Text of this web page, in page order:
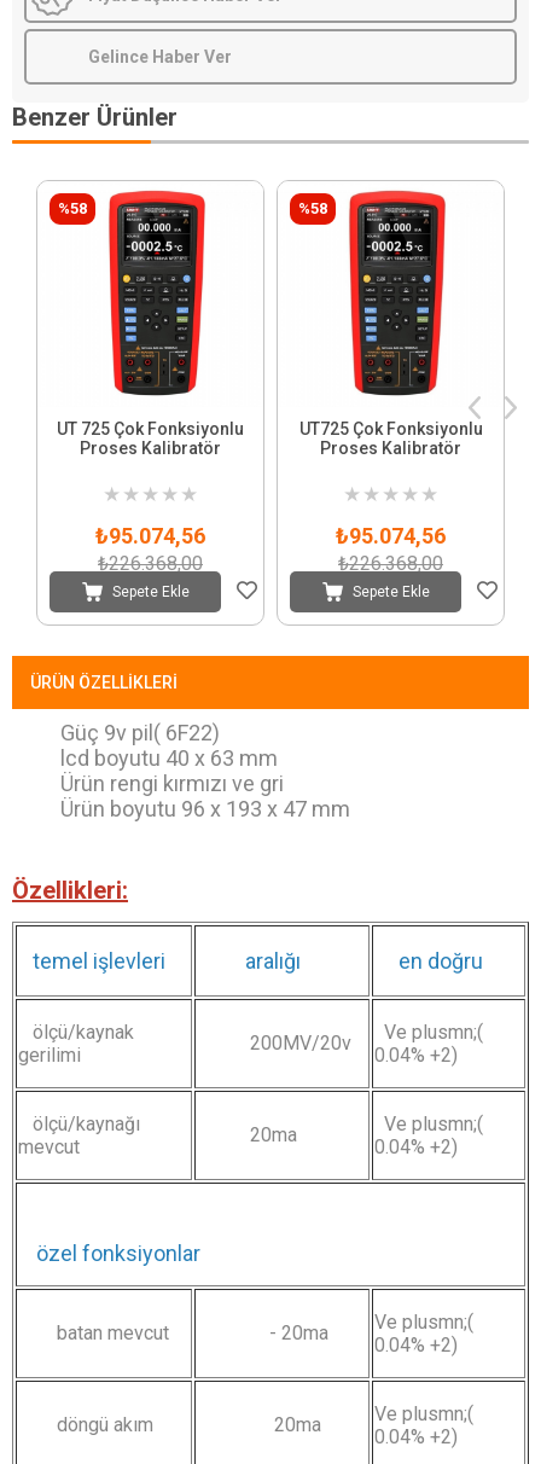
Gelince Haber Ver
Benzer Ürünler
UT 725 Çok Fonksiyonlu
Proses Kalibratör
★ ★ ★ ★ ★
₺95.074,56
₺226.368,00
Sepete Ekle
%58
UT725 Çok Fonksiyonlu
Proses Kalibratör
★ ★ ★ ★ ★
₺95.074,56
₺226.368,00
Sepete Ekle
%58
ÜRÜN ÖZELLIKLERI
Güç 9v pil( 6F22)
lcd boyutu 40 x 63 mm
Ürün rengi kırmızı ve gri
Ürün boyutu 96 x 193 x 47 mm
Özellikleri:
temel işlevleri aralığı en doğru
ölçü/kaynak
gerilimi
200MV/20v
Ve plusmn;(
0.04% +2)
ölçü/kaynağı
mevcut
20ma
Ve plusmn;(
0.04% +2)
özel fonksiyonlar
batan mevcut - 20ma
Ve plusmn;(
0.04% +2)
döngü akım 20ma
Ve plusmn;(
0.04% +2)